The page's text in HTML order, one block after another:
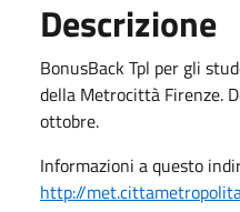
Descrizione
BonusBack Tpl per gli
della Metrocittà Firenze.
ottobre.
Informazioni a questo
http://